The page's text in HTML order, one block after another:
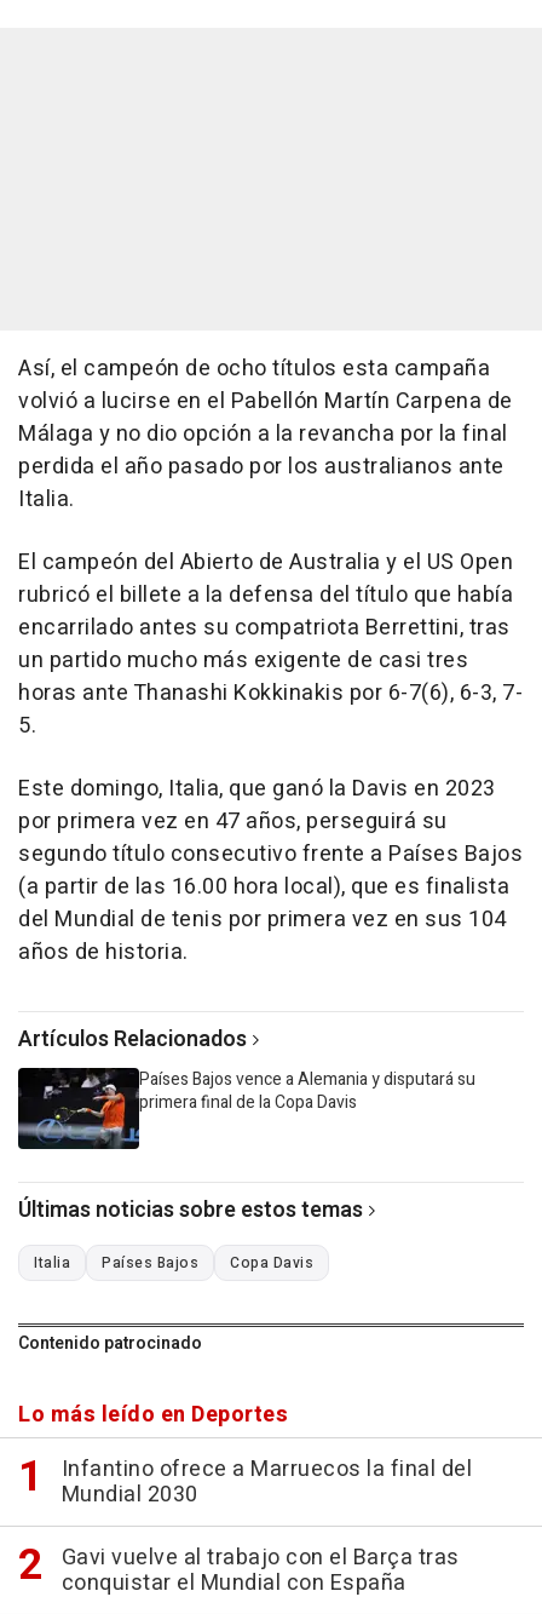
Así, el campeón de ocho títulos esta campaña
volvió a lucirse en el Pabellón Martín Carpena de
Málaga y no dio opción a la revancha por la final
perdida el año pasado por los australianos ante
Italia.
El campeón del Abierto de Australia y el US Open
rubricó el billete a la defensa del título que había
encarrilado antes su compatriota Berrettini, tras
un partido mucho más exigente de casi tres
horas ante Thanashi Kokkinakis por 6-7(6), 6-3, 7-
5.
Este domingo, Italia, que ganó la Davis en 2023
por primera vez en 47 años, perseguirá su
segundo título consecutivo frente a Países Bajos
(a partir de las 16.00 hora local), que es finalista
del Mundial de tenis por primera vez en sus 104
años de historia.
Artículos Relacionados
Países Bajos vence a Alemania y disputará su
primera final de la Copa Davis
Últimas noticias sobre estos temas
Italia Países Bajos Copa Davis
Contenido patrocinado
Lo más leído en Deportes
Infantino ofrece a Marruecos la final del
Mundial 2030
Gavi vuelve al trabajo con el Barça tras
conquistar el Mundial con España